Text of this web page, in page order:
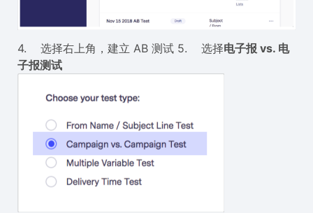
4. 选择右上角，建立 AB 测试 5. 选择电子报 vs. 电
子报测试